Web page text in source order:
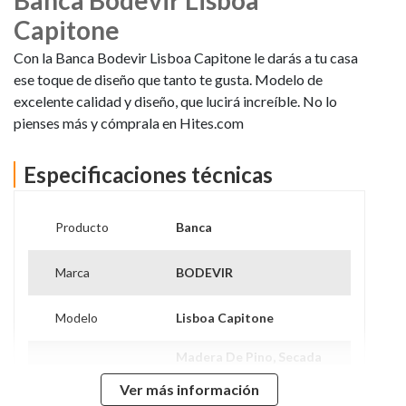
Capitone
Con la Banca Bodevir Lisboa Capitone le darás a tu casa
ese toque de diseño que tanto te gusta. Modelo de
excelente calidad y diseño, que lucirá increíble. No lo
pienses más y cómprala en Hites.com
Especificaciones técnicas
Producto Banca
Marca BODEVIR
Modelo Lisboa Capitone
Madera De Pino, Secada
Al 10% De Humedad,
Ensamble Con Corchetes
14/50 Y Adhesivo De
Ver más información